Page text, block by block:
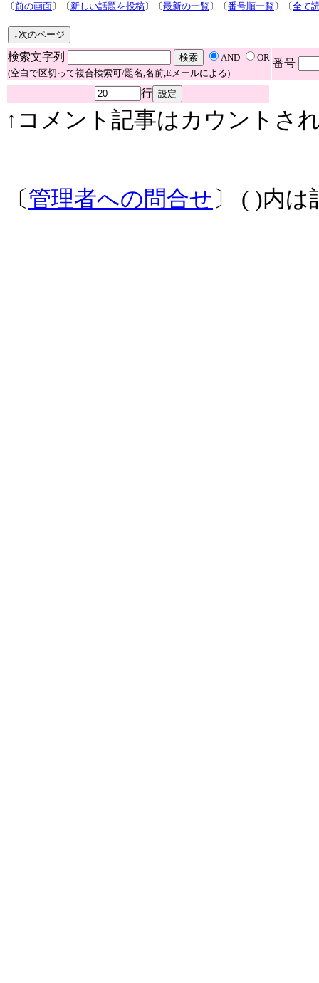
〔前の画面〕〔 新しい話題を投稿〕〔最新の一覧 〕〔番号順一覧 〕〔全て
検索文字列 AND
OR
(空白で区切って複合検索可/題名,名前,Eメールによる)
番号
行
↑コメント記事はカウントさ
〔 管理者への問合せ 〕 ( )内